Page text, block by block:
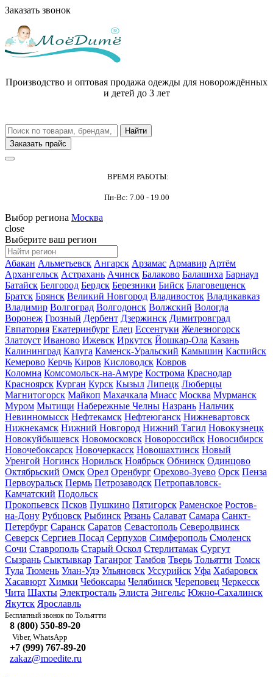
Заказать звонок
Производство и оптовая продажа одежды для новорождённых
и детей до 3 лет
Заказать прайс
ВРЕМЯ РАБОТЫ:
Пн-Вс: 7.00 - 19.00
Выбор региона Москва
close
Выберите ваш регион
Абакан Альметьевск Ангарск Арзамас Армавир Артём
Архангельск Астрахань Ачинск Балаково Балашиха Барнаул
Батайск Белгород Бердск Березники Бийск Благовещенск
Братск Брянск Великий Новгород Владивосток Владикавказ
Владимир Волгоград Волгодонск Волжский Вологда
Воронеж Грозный Дербент Дзержинск Димитровград
Евпатория Екатеринбург Елец Ессентуки Железногорск
Златоуст Иваново Ижевск Иркутск Йошкар-Ола Казань
Калининград Калуга Каменск-Уральский Камышин Каспийск
Кемерово Керчь Киров Кисловодск Ковров
Коломна Комсомольск-на-Амуре Кострома Краснодар
Красноярск Курган Курск Кызыл Липецк Люберцы
Магнитогорск Майкоп Махачкала Миасс Москва Мурманск
Муром Мытищи Набережные Челны Назрань Нальчик
Невинномысск Нефтекамск Нефтеюганск Нижневартовск
Нижнекамск Нижний Новгород Нижний Тагил Новокузнецк
Новокуйбышевск Новомосковск Новороссийск Новосибирск
Новочебоксарск Новочеркасск Новошахтинск Новый
Уренгой Ногинск Норильск Ноябрьск Обнинск Одинцово
Октябрьский Омск Орел Оренбург Орехово-Зуево Орск Пенза
Первоуральск Пермь Петрозаводск Петропавловск-
Камчатский Подольск
Прокопьевск Псков Пушкино Пятигорск Раменское Ростов-
на-Дону Рубцовск Рыбинск Рязань Салават Самара Санкт-
Петербург Саранск Саратов Севастополь Северодвинск
Северск Сергиев Посад Серпухов Симферополь Смоленск
Сочи Ставрополь Старый Оскол Стерлитамак Сургут
Сызрань Сыктывкар Таганрог Тамбов Тверь Тольятти Томск
Тула Тюмень Улан-Удэ Ульяновск Уссурийск Уфа Хабаровск
Хасавюрт Химки Чебоксары Челябинск Череповец Черкесск
Чита Шахты Электросталь Элиста Энгельс Южно-Сахалинск
Якутск Ярославль
Бесплатный звонок по Тольятти
8 (800) 550-89-20
Viber, WhatsApp
+7 (999) 767-89-20
zakaz@moedite.ru